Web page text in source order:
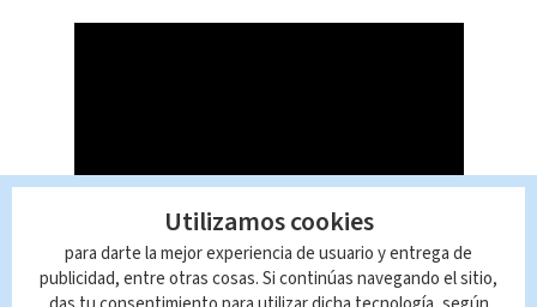
¿Qué es el euro?
Utilizamos cookies
para darte la mejor experiencia de usuario y entrega de
publicidad, entre otras cosas. Si continúas navegando el sitio,